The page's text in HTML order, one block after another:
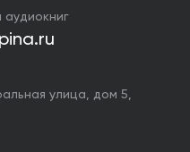
аудиокниг
улица, дом 5,